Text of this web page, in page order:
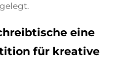
eine
für kreative